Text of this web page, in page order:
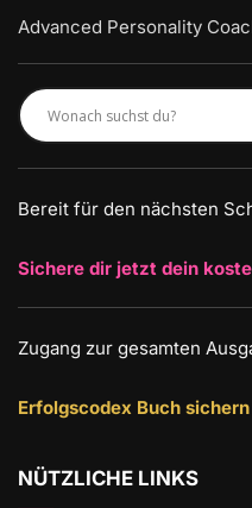
Advanced Personality
Bereit für den nächsten
Sichere dir jetzt dein
Zugang zur gesamten
Erfolgscodex Buch
NÜTZLICHE LINKS